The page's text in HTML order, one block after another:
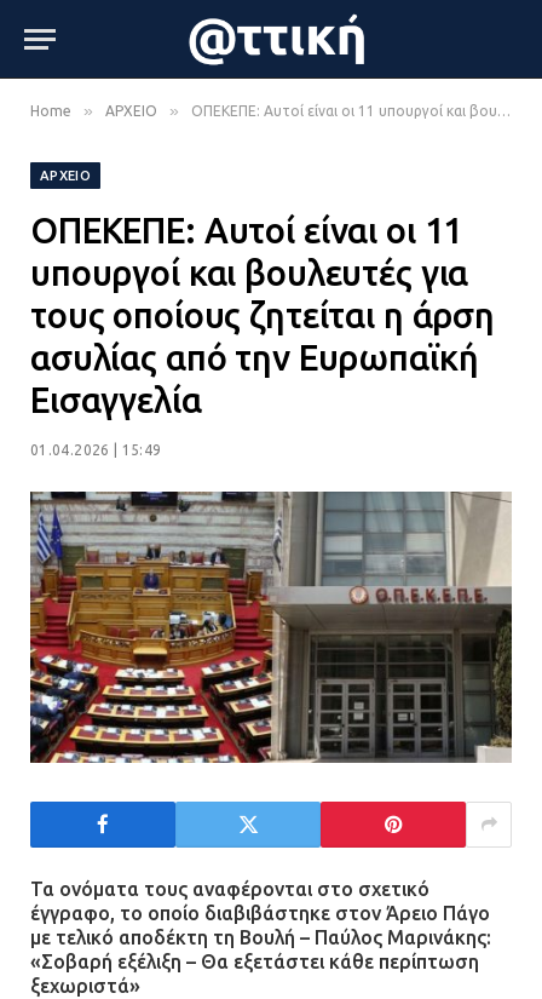
Home » ΑΡΧΕΙΟ » ΟΠΕΚΕΠΕ: Αυτοί είναι οι 11 υπουργοί και βουλευτές για τους οποίους ζητείται η άρση ασυλίας από την Ευρωπαϊκή Εισαγγελία
ΑΡΧΕΙΟ
ΟΠΕΚΕΠΕ: Αυτοί είναι οι 11
υπουργοί και βουλευτές για
τους οποίους ζητείται η άρση
ασυλίας από την Ευρωπαϊκή
Εισαγγελία
01.04.2026 | 15:49
Τα ονόματα τους αναφέρονται στο σχετικό
έγγραφο, το οποίο διαβιβάστηκε στον Άρειο Πάγο
με τελικό αποδέκτη τη Βουλή – Παύλος Μαρινάκης:
«Σοβαρή εξέλιξη – Θα εξετάστει κάθε περίπτωση
ξεχωριστά»